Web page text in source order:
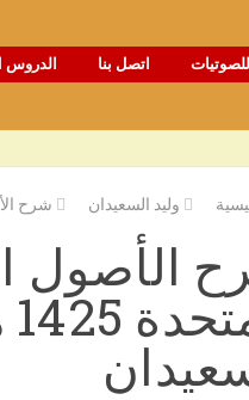
اتصل بنا الدروس
وليد السعيدان شرح الأصول
الأصول